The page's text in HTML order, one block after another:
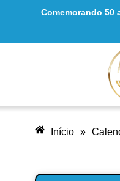
Comemorando 50
Início »